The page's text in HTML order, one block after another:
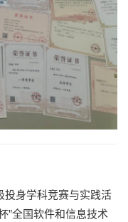
投身学科竞赛与实践活
”全国软件和信息技术